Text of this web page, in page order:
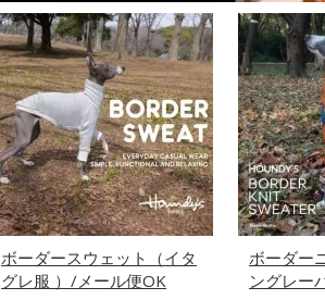
ボーダースウェット（イタ
グレ服 ）/メール便OK
ボーダー
ングレー